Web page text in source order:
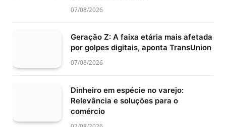
07/08/2026
Geração Z: A faixa etária mais afetada
por golpes digitais, aponta TransUnion
07/08/2026
Dinheiro em espécie no varejo:
Relevância e soluções para o
comércio